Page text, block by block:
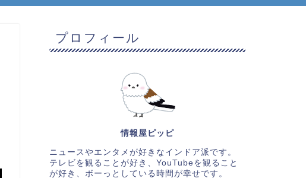
プロフィール
情報屋ピッピ
ニュースやエンタメが好きなインドア派です。
テレビを観ることが好き、YouTubeを観ること
が好き、ボーっとしている時間が幸せです。